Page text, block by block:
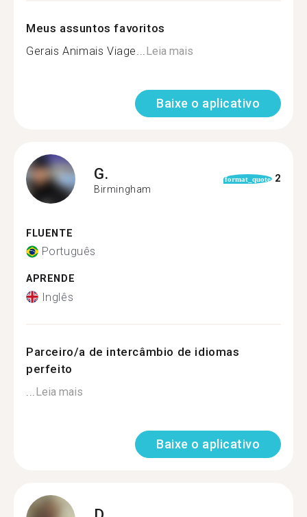
Meus assuntos favoritos
Gerais Animais Viage... Leia mais
Baixe o aplicativo
G.
Birmingham
format_quote 2
FLUENTE
Português
APRENDE
Inglês
Parceiro/a de intercâmbio de idiomas
perfeito
Leia mais
Baixe o aplicativo